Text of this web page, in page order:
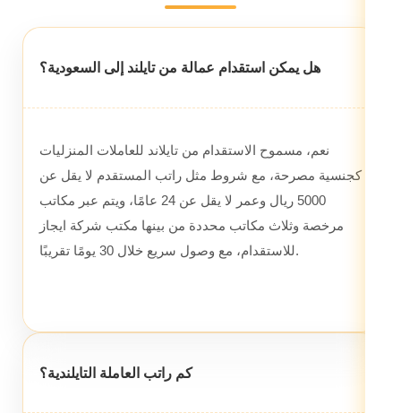
هل يمكن استقدام عمالة من تايلند إلى السعودية؟
نعم، مسموح الاستقدام من تايلاند للعاملات المنزليات
كجنسية مصرحة، مع شروط مثل راتب المستقدم لا يقل عن
5000 ريال وعمر لا يقل عن 24 عامًا، ويتم عبر مكاتب
مرخصة وثلاث مكاتب محددة من بينها مكتب شركة ايجاز
للاستقدام، مع وصول سريع خلال 30 يومًا تقريبًا.
كم راتب العاملة التايلندية؟